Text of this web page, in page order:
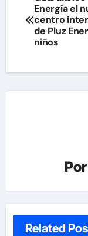
deEnergía el
centro
de Pluz
niños
Por
Related